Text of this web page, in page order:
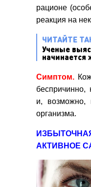
рационе
реакция на
ЧИТАЙТЕ
Ученые
начинается
Симптом.
беспричинно,
и, возможно,
организма.
АКТИВНОЕ